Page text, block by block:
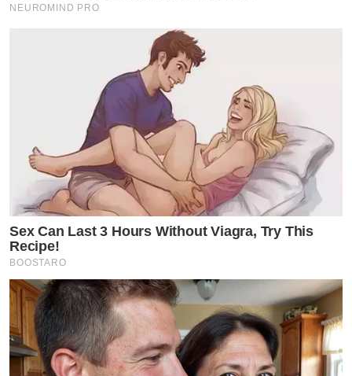
NEUROMIND PRO
Sex Can Last 3 Hours Without Viagra, Try This
Recipe!
BOOSTARO